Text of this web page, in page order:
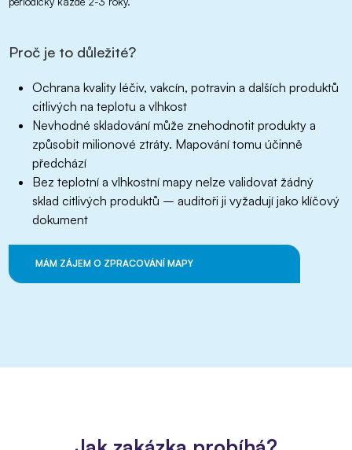
Proč je to důležité?
Ochrana kvality léčiv, vakcín, potravin a dalších produktů
citlivých na teplotu a vlhkost
Nevhodné skladování může znehodnotit produkty a
způsobit milionové ztráty. Mapování tomu účinně
předchází
Bez teplotní a vlhkostní mapy nelze validovat žádný
sklad citlivých produktů – auditoři ji vyžadují jako klíčový
dokument
MÁM ZÁJEM O ZPRACOVÁNÍ MAPY